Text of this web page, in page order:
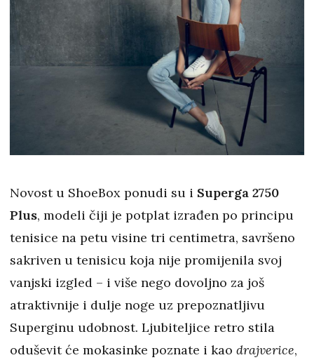
Novost u ShoeBox ponudi su i Superga 2750
Plus, modeli čiji je potplat izrađen po principu
tenisice na petu visine tri centimetra, savršeno
sakriven u tenisicu koja nije promijenila svoj
vanjski izgled – i više nego dovoljno za još
atraktivnije i dulje noge uz prepoznatljivu
Superginu udobnost. Ljubiteljice retro stila
oduševit će mokasinke poznate i kao drajverice,